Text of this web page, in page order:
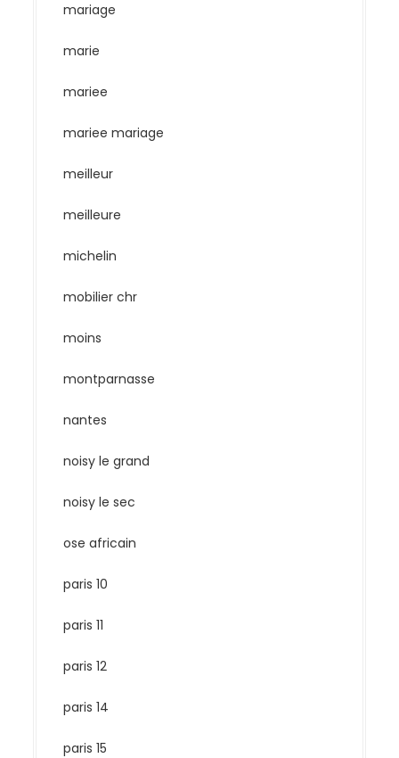
mariage
marie
mariee
mariee mariage
meilleur
meilleure
michelin
mobilier chr
moins
montparnasse
nantes
noisy le grand
noisy le sec
ose africain
paris 10
paris 11
paris 12
paris 14
paris 15